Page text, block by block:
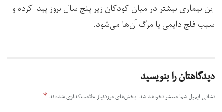
این بیماری بیشتر در میان کودکان زیر پنج سال بروز پیدا کرده و
سبب فلج دایمی یا مرگ آن‌ها می‌شود.
دیدگاهتان را بنویسید
نشانی ایمیل شما منتشر نخواهد شد. بخش‌های موردنیاز علامت‌گذاری شده‌اند *